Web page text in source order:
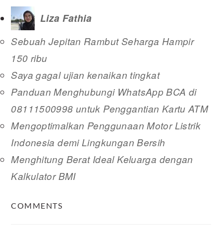
Liza Fathia
Sebuah Jepitan Rambut Seharga Hampir
150 ribu
Saya gagal ujian kenaikan tingkat
Panduan Menghubungi WhatsApp BCA di
08111500998 untuk Penggantian Kartu ATM
Mengoptimalkan Penggunaan Motor Listrik
Indonesia demi Lingkungan Bersih
Menghitung Berat Ideal Keluarga dengan
Kalkulator BMI
COMMENTS